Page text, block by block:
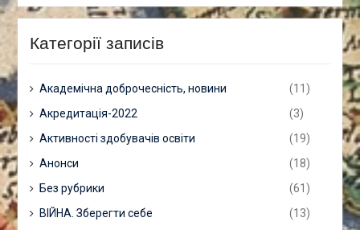
Категорії записів
Академічна доброчесність, новини
(11)
Акредитація-2022
(3)
Активності здобувачів освіти
(19)
Анонси
(18)
Без рубрики
(61)
ВІЙНА. Зберегти себе
(13)